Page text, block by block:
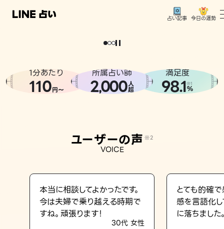
占い記事 今日の運勢
相談事例
どうせなら
。
1分あたり
110円〜
所属占い師
2,000人
超
満足度
98.1※1
%
ユーザーの声 ※2
VOICE
本当に相談してよかったです。
今は夫婦で乗り越える時期で
すね。頑張ります！
30代 女性
とても的確
感を言語化
に落ちました